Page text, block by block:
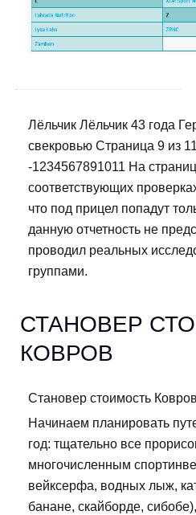
Лёльчик Лёльчик 43 года
свекровью Страница 9 из
-1234567891011 На
соответствующих
что под прицел попадут
данную отчетность не
проводил реальных
группами.
СТАНОВЕР
КОВРОВ
Становер стоимость
Начинаем планировать
год: тщательно все
многочисленным
вейксерфа, водных лыж,
банане, скайборде,